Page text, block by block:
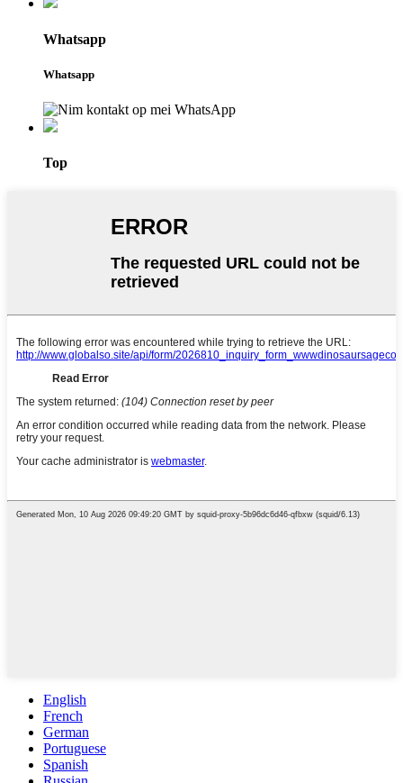
Whatsapp
Whatsapp
Top
English
French
German
Portuguese
Spanish